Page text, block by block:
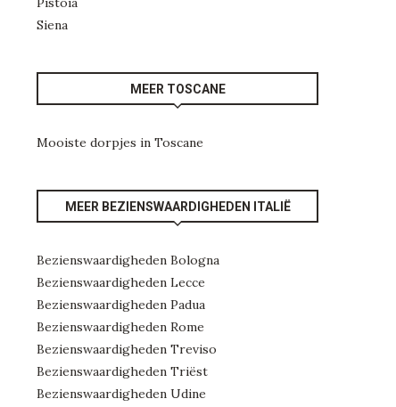
Siena
MEER TOSCANE
Mooiste dorpjes in Toscane
MEER BEZIENSWAARDIGHEDEN ITALIË
Bezienswaardigheden Bologna
Bezienswaardigheden Lecce
Bezienswaardigheden Padua
Bezienswaardigheden Rome
Bezienswaardigheden Treviso
Bezienswaardigheden Triëst
Bezienswaardigheden Udine